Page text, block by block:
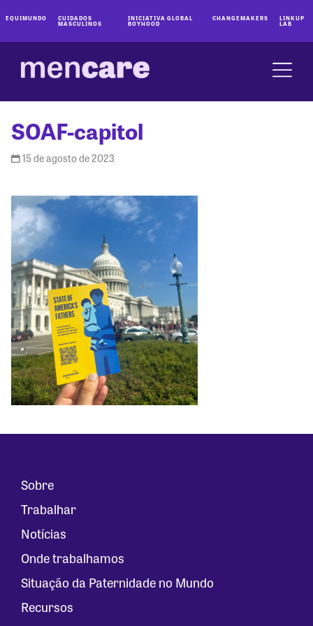
EQUIMUNDO CUIDADOS
MASCULINOS
INICIATIVA GLOBAL
BOYHOOD
CHANGEMAKERS LINKUP
LAB
SOAF-capitol
15 de agosto de 2023
Sobre
Trabalhar
Notícias
Onde trabalhamos
Situação da Paternidade no Mundo
Recursos